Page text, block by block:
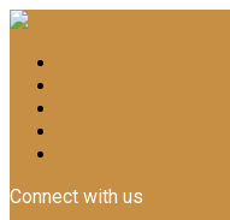
Connect with us